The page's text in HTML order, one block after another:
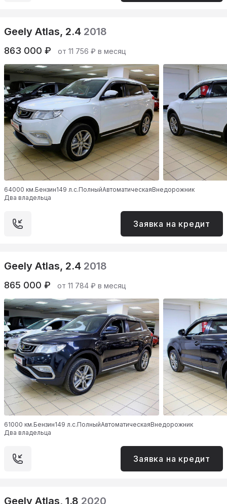
Geely Atlas, 2.4 2018
863 000 ₽ от 11 756 ₽ в месяц
64000 км.Бензин149 л.с.ПолныйАвтоматическаяВнедорожник
Два владельца
Заявка на кредит
Geely Atlas, 2.4 2018
865 000 ₽ от 11 784 ₽ в месяц
61000 км.Бензин149 л.с.ПолныйАвтоматическаяВнедорожник
Два владельца
Заявка на кредит
Geely Atlas, 1.8 2020